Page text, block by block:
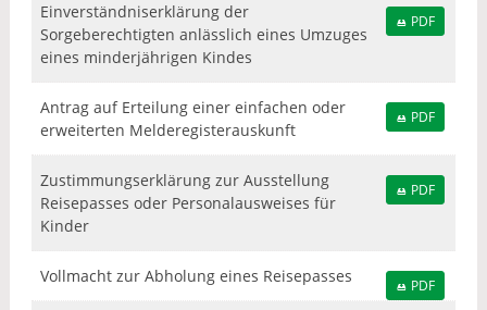
Einverständniserklärung der
Sorgeberechtigten anlässlich eines Umzuges
eines minderjährigen Kindes
PDF
Antrag auf Erteilung einer einfachen oder
erweiterten Melderegisterauskunft
PDF
Zustimmungserklärung zur Ausstellung
Reisepasses oder Personalausweises für
Kinder
PDF
Vollmacht zur Abholung eines Reisepasses PDF